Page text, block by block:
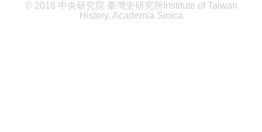
© 2018 中央研究院 臺灣史研究所Institute of Taiwan
History, Academia Sinica